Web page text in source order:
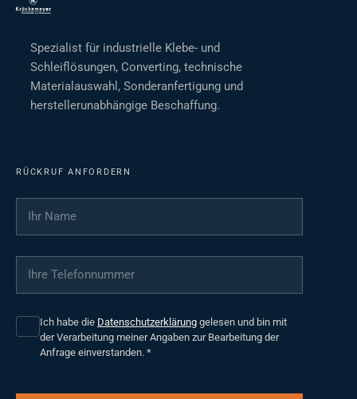
Spezialist für industrielle Klebe- und
Schleiflösungen, Converting, technische
Materialauswahl, Sonderanfertigung und
herstellerunabhängige Beschaffung.
RÜCKRUF ANFORDERN
Ihr Name
Ihre Telefonnummer
Ich habe die Datenschutzerklärung gelesen und bin mit
der Verarbeitung meiner Angaben zur Bearbeitung der
Anfrage einverstanden. *